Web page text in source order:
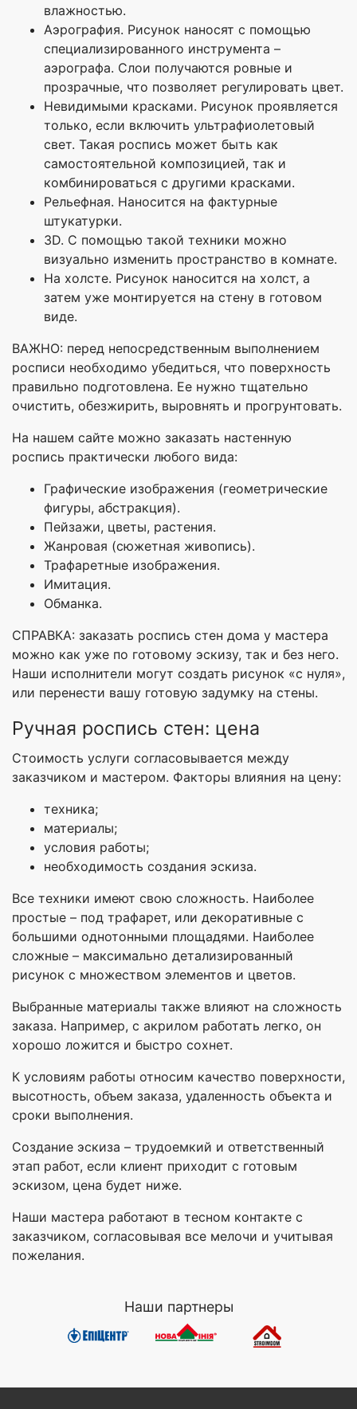
влажностью.
Аэрография. Рисунок наносят с помощью
специализированного инструмента –
аэрографа. Слои получаются ровные и
прозрачные, что позволяет регулировать цвет.
Невидимыми красками. Рисунок проявляется
только, если включить ультрафиолетовый
свет. Такая роспись может быть как
самостоятельной композицией, так и
комбинироваться с другими красками.
Рельефная. Наносится на фактурные
штукатурки.
3D. С помощью такой техники можно
визуально изменить пространство в комнате.
На холсте. Рисунок наносится на холст, а
затем уже монтируется на стену в готовом
виде.
ВАЖНО: перед непосредственным выполнением
росписи необходимо убедиться, что поверхность
правильно подготовлена. Ее нужно тщательно
очистить, обезжирить, выровнять и прогрунтовать.
На нашем сайте можно заказать настенную
роспись практически любого вида:
Графические изображения (геометрические
фигуры, абстракция).
Пейзажи, цветы, растения.
Жанровая (сюжетная живопись).
Трафаретные изображения.
Имитация.
Обманка.
СПРАВКА: заказать роспись стен дома у мастера
можно как уже по готовому эскизу, так и без него.
Наши исполнители могут создать рисунок «с нуля»,
или перенести вашу готовую задумку на стены.
Ручная роспись стен: цена
Стоимость услуги согласовывается между
заказчиком и мастером. Факторы влияния на цену:
техника;
материалы;
условия работы;
необходимость создания эскиза.
Все техники имеют свою сложность. Наиболее
простые – под трафарет, или декоративные с
большими однотонными площадями. Наиболее
сложные – максимально детализированный
рисунок с множеством элементов и цветов.
Выбранные материалы также влияют на сложность
заказа. Например, с акрилом работать легко, он
хорошо ложится и быстро сохнет.
К условиям работы относим качество поверхности,
высотность, объем заказа, удаленность объекта и
сроки выполнения.
Создание эскиза – трудоемкий и ответственный
этап работ, если клиент приходит с готовым
эскизом, цена будет ниже.
Наши мастера работают в тесном контакте с
заказчиком, согласовывая все мелочи и учитывая
пожелания.
Наши партнеры